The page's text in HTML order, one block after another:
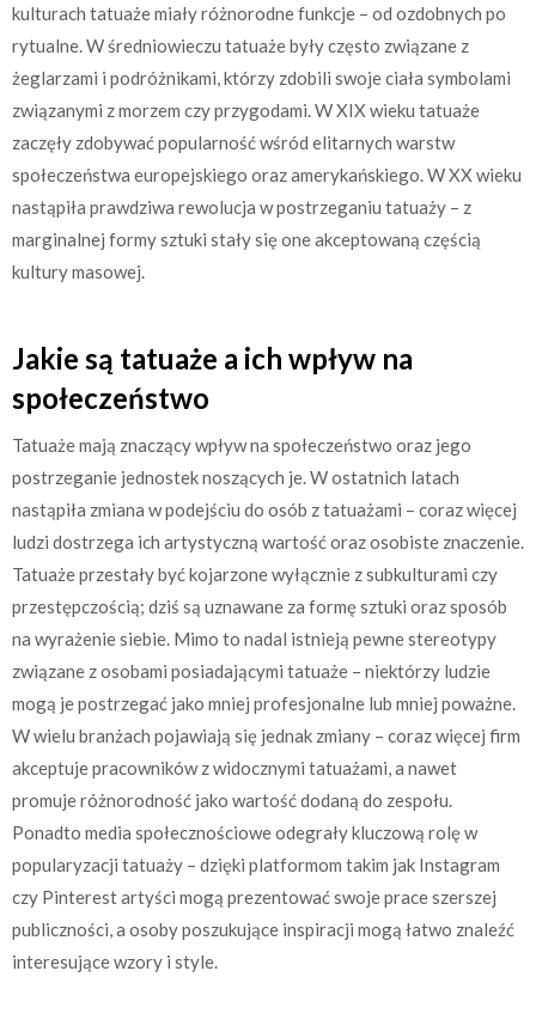
kulturach tatuaże miały różnorodne funkcje – od ozdobnych po
rytualne. W średniowieczu tatuaże były często związane z
żeglarzami i podróżnikami, którzy zdobili swoje ciała symbolami
związanymi z morzem czy przygodami. W XIX wieku tatuaże
zaczęły zdobywać popularność wśród elitarnych warstw
społeczeństwa europejskiego oraz amerykańskiego. W XX wieku
nastąpiła prawdziwa rewolucja w postrzeganiu tatuaży – z
marginalnej formy sztuki stały się one akceptowaną częścią
kultury masowej.
Jakie są tatuaże a ich wpływ na
społeczeństwo
Tatuaże mają znaczący wpływ na społeczeństwo oraz jego
postrzeganie jednostek noszących je. W ostatnich latach
nastąpiła zmiana w podejściu do osób z tatuażami – coraz więcej
ludzi dostrzega ich artystyczną wartość oraz osobiste znaczenie.
Tatuaże przestały być kojarzone wyłącznie z subkulturami czy
przestępczością; dziś są uznawane za formę sztuki oraz sposób
na wyrażenie siebie. Mimo to nadal istnieją pewne stereotypy
związane z osobami posiadającymi tatuaże – niektórzy ludzie
mogą je postrzegać jako mniej profesjonalne lub mniej poważne.
W wielu branżach pojawiają się jednak zmiany – coraz więcej firm
akceptuje pracowników z widocznymi tatuażami, a nawet
promuje różnorodność jako wartość dodaną do zespołu.
Ponadto media społecznościowe odegrały kluczową rolę w
popularyzacji tatuaży – dzięki platformom takim jak Instagram
czy Pinterest artyści mogą prezentować swoje prace szerszej
publiczności, a osoby poszukujące inspiracji mogą łatwo znaleźć
interesujące wzory i style.